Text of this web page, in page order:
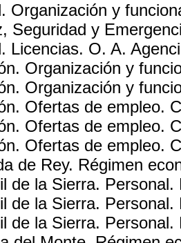
Organización y
Seguridad y
Licencias. O. A.
Organización y
Organización y
Ofertas de empleo.
Ofertas de empleo.
Ofertas de empleo.
de Rey. Régimen
de la Sierra.
de la Sierra.
de la Sierra.